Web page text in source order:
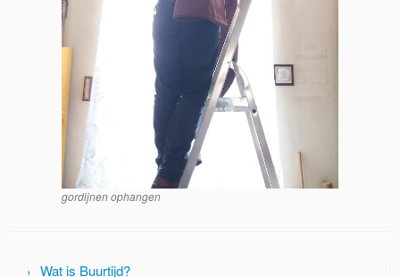
gordijnen ophangen
Wat is Buurtijd?